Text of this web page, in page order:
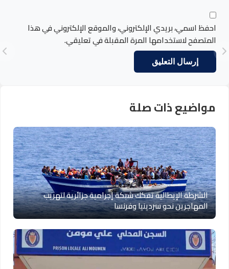
احفظ اسمي، بريدي الإلكتروني، والموقع الإلكتروني في هذا
المتصفح لاستخدامها المرة المقبلة في تعليقي.
مواضيع ذات صلة
الشرطة الإيطالية تفكك شبكة إجرامية جزائرية لتهريب
المهاجرين نحو سردينيا وفرنسا